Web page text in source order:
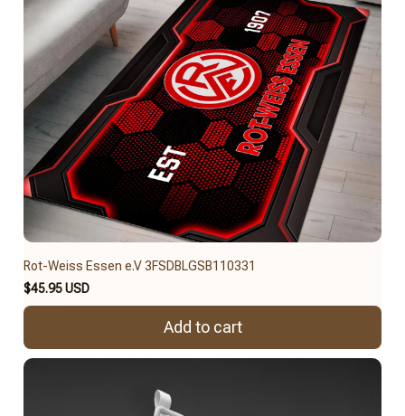
Rot-Weiss Essen e.V 3FSDBLGSB110331
$45.95 USD
Add to cart